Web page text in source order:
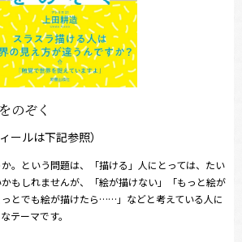
のぞく
ールは下記参照）
か。という問題は、「描ける」人にとっては、たい
もしれませんが、「絵が描けない」「もっと絵が
とでも絵が描けたら……」などと考えている人に
テーマです。